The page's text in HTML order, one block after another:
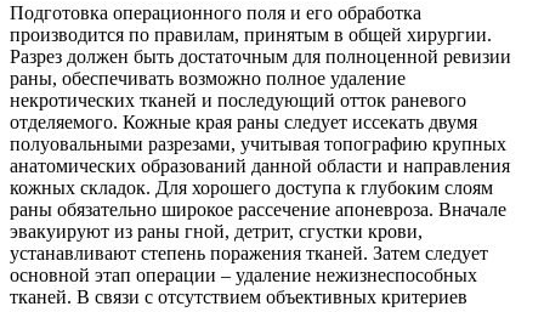
Подготовка операционного поля и его обработка
производится по правилам, принятым в общей хирургии.
Разрез должен быть достаточным для полноценной ревизии
раны, обеспечивать возможно полное удаление
некротических тканей и последующий отток раневого
отделяемого. Кожные края раны следует иссекать двумя
полуовальными разрезами, учитывая топографию крупных
анатомических образований данной области и направления
кожных складок. Для хорошего доступа к глубоким слоям
раны обязательно широкое рассечение апоневроза. Вначале
эвакуируют из раны гной, детрит, сгустки крови,
устанавливают степень поражения тканей. Затем следует
основной этап операции – удаление нежизнеспособных
тканей. В связи с отсутствием объективных критериев